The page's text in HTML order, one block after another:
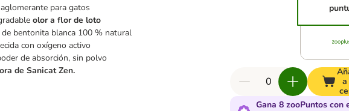
para gatos
olor a flor de loto
de bentonita blanca 100 % natural
con oxígeno activo
de absorción, sin polvo
de Sanicat Zen.
Gana 8 zooPuntos con